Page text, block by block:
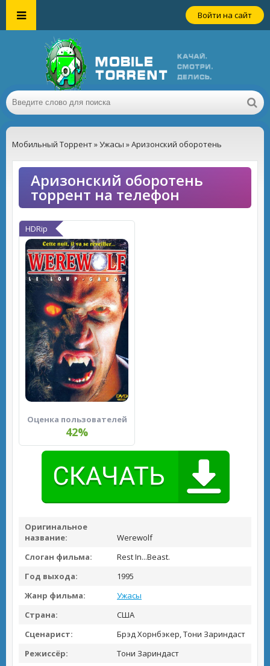
Войти на сайт
Мобильный Торрент»Ужасы » Аризонский оборотень
Аризонский оборотень
торрент на телефон
HDRip
Оценка пользователей
42%
Оригинальное
название:
Werewolf
Слоган фильма:
Rest In...Beast.
Год выхода:
1995
Жанр фильма:
Ужасы
Страна:
США
Сценарист:
Брэд Хорнбэкер, Тони Зариндаст
Режиссёр:
Тони Зариндаст